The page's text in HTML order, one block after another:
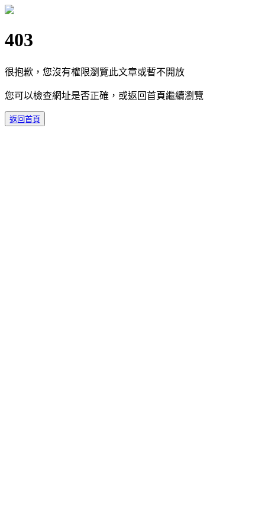
403
很抱歉，您沒有權限瀏覽此文章或暫不開放
您可以檢查網址是否正確，或返回首頁繼續瀏覽
返回首頁